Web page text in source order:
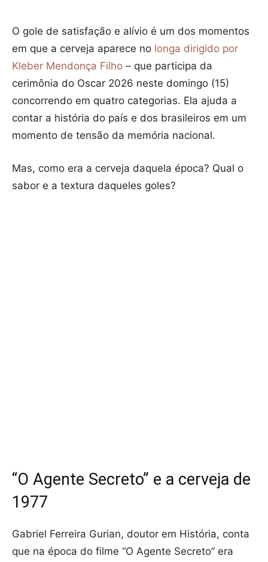
O gole de satisfação e alívio é um dos momentos
em que a cerveja aparece no longa dirigido por
Kleber Mendonça Filho – que participa da
cerimônia do Oscar 2026 neste domingo (15)
concorrendo em quatro categorias. Ela ajuda a
contar a história do país e dos brasileiros em um
momento de tensão da memória nacional.
Mas, como era a cerveja daquela época? Qual o
sabor e a textura daqueles goles?
“O Agente Secreto” e a cerveja de
1977
Gabriel Ferreira Gurian, doutor em História, conta
que na época do filme “O Agente Secreto” era